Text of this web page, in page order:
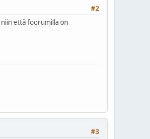
#2
niin että foorumilla on
#3